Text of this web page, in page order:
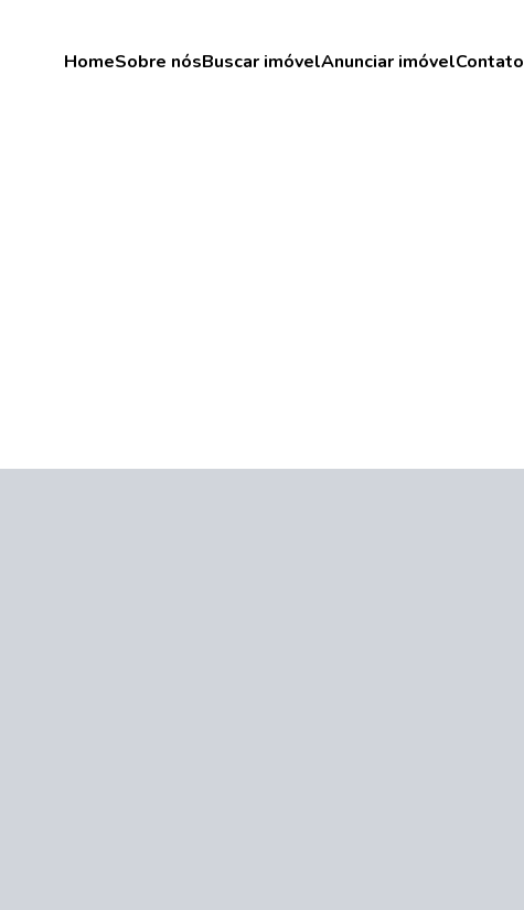
HomeSobre nósBuscar imóvelAnunciar imóvelContato